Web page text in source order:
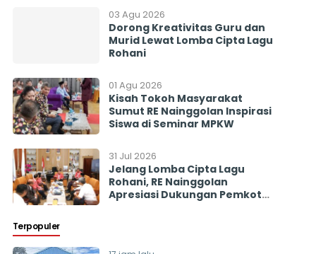
2026 Menyisakan Banyak
Tanda Tanya
03 Agu 2026
Dorong Kreativitas Guru dan
Murid Lewat Lomba Cipta Lagu
Rohani
01 Agu 2026
Kisah Tokoh Masyarakat
Sumut RE Nainggolan Inspirasi
Siswa di Seminar MPKW
31 Jul 2026
Jelang Lomba Cipta Lagu
Rohani, RE Nainggolan
Apresiasi Dukungan Pemkot
Terpopuler